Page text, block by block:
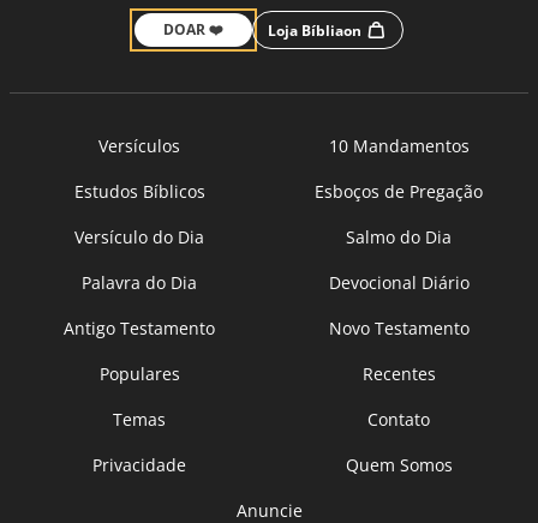
DOAR ❤️ Loja Bíbliaon
Versículos
10 Mandamentos
Estudos Bíblicos
Esboços de Pregação
Versículo do Dia
Salmo do Dia
Palavra do Dia
Devocional Diário
Antigo Testamento
Novo Testamento
Populares
Recentes
Temas
Contato
Privacidade
Quem Somos
Anuncie